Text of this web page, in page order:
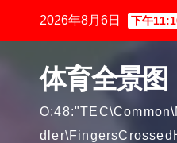
2026年8月6日 下午
体育全景图